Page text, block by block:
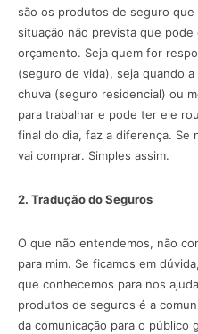
são os produtos de seguro
situação não prevista que pode
orçamento. Seja quem for
(seguro de vida), seja quando
chuva (seguro residencial) ou
para trabalhar e pode ter ele
final do dia, faz a diferença. Se
vai comprar. Simples assim.
2. Tradução do Seguros
O que não entendemos, não
para mim. Se ficamos em
que conhecemos para nos
produtos de seguros é a
da comunicação para o público